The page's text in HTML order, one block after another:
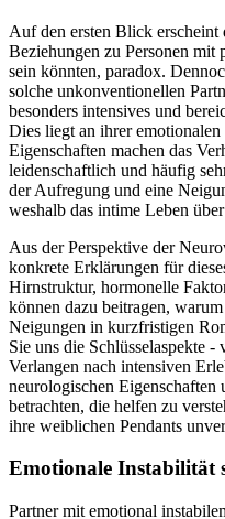
Auf den ersten Blick erscheint
Beziehungen zu Personen mit
sein könnten, paradox.
solche unkonventionellen
besonders intensives und
Dies liegt an ihrer
Eigenschaften machen das
leidenschaftlich und häufig
der Aufregung und eine
weshalb das intime Leben
Aus der Perspektive der
konkrete Erklärungen für
Hirnstruktur, hormonelle
können dazu beitragen,
Neigungen in kurzfristigen
Sie uns die Schlüsselaspekte
Verlangen nach intensiven
neurologischen
betrachten, die helfen zu
ihre weiblichen Pendants
Emotionale Instabilität
Partner mit emotional